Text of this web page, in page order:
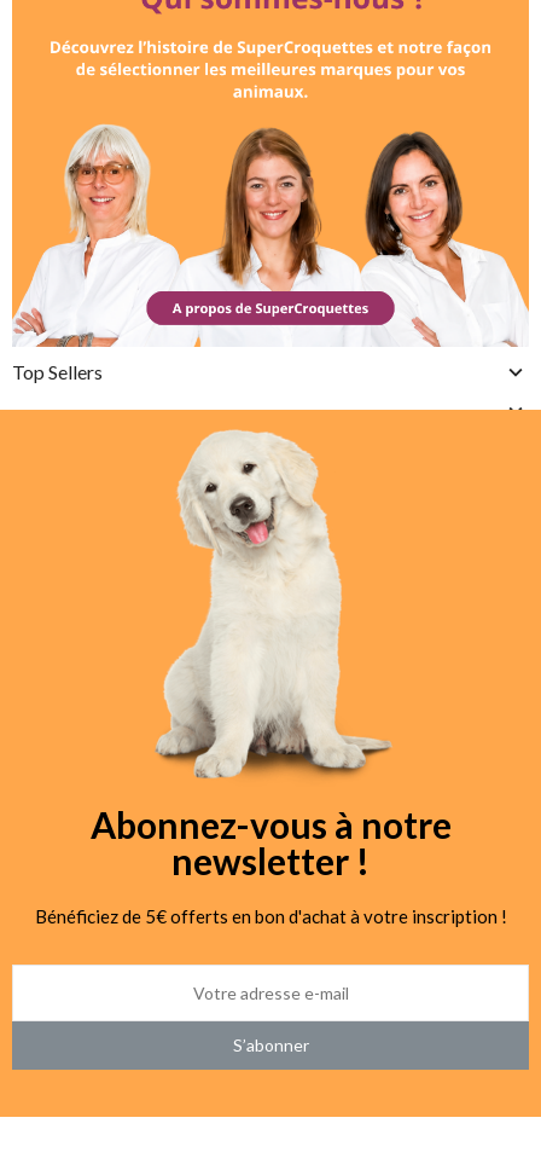
Top Sellers
Abonnez-vous à notre
newsletter !
Bénéficiez de 5€ offerts en bon d'achat à votre inscription !
S’abonner